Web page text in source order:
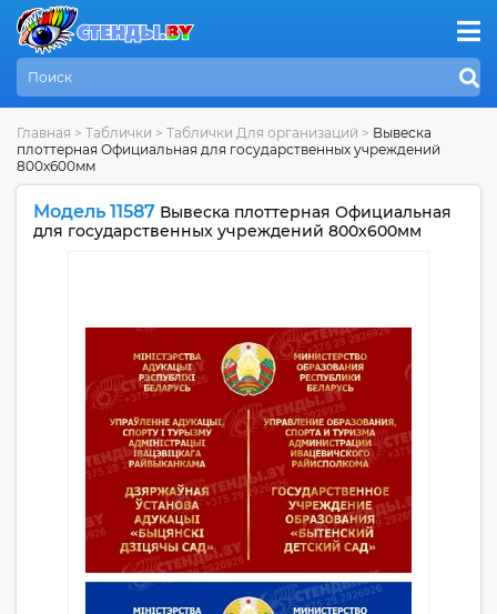
Главная > Таблички > Таблички Для организаций > Вывеска
плоттерная Официальная для государственных учреждений
800х600мм
Модель 11587 Вывеска плоттерная Официальная
для государственных учреждений 800х600мм